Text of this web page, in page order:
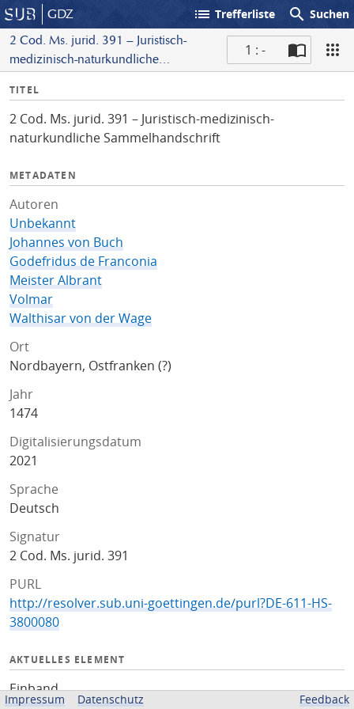
GDZ list Trefferliste search Suchen
2 Cod. Ms. jurid. 391 – Juristisch-
medizinisch-naturkundliche
1 : -
I
f
o
TITEL
2 Cod. Ms. jurid. 391 – Juristisch-medizinisch-
naturkundliche Sammelhandschrift
METADATEN
Autoren
Unbekannt
Johannes von Buch
Godefridus de Franconia
Meister Albrant
Volmar
Walthisar von der Wage
Ort
Nordbayern, Ostfranken (?)
Jahr
1474
Digitalisierungsdatum
2021
Sprache
Deutsch
Signatur
2 Cod. Ms. jurid. 391
PURL
http://resolver.sub.uni-goettingen.de/purl?DE-611-HS-
3800080
AKTUELLES ELEMENT
Einband
Impressum Datenschutz Feedback